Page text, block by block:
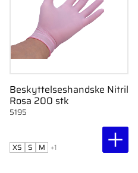
Beskyttelseshandske Nitril
Rosa 200 stk
5195
XS S M +1